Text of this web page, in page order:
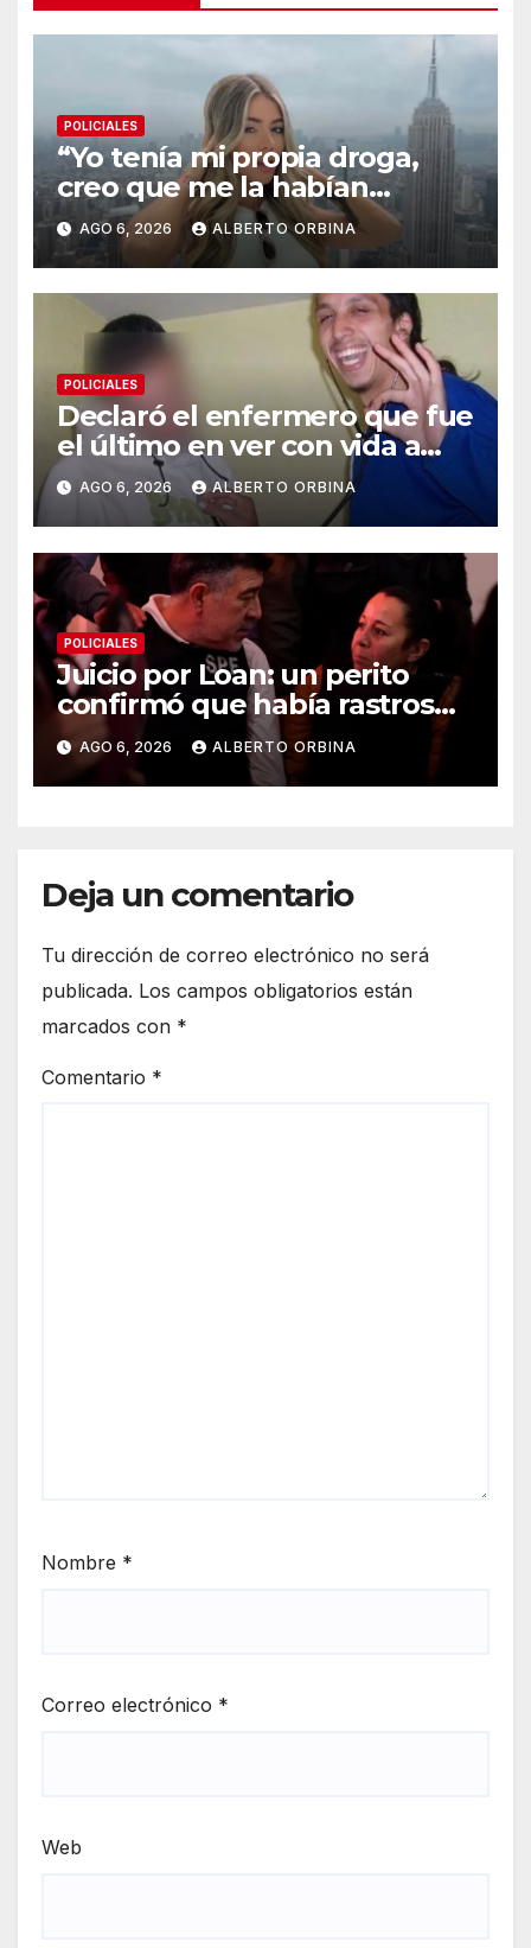
POLICIALES
“Yo tenía mi propia droga,
creo que me la habían
regalado”: qué declaró
Candela Arizaga ante la
justicia
AGO 6, 2026 ALBERTO ORBINA
POLICIALES
Declaró el enfermero que fue
el último en ver con vida a
Maradona: “Descansaba en
buena forma”
AGO 6, 2026 ALBERTO ORBINA
POLICIALES
Juicio por Loan: un perito
confirmó que había rastros
del nene en los autos de dos
de los acusados
AGO 6, 2026 ALBERTO ORBINA
Deja un comentario
Tu dirección de correo electrónico no será
publicada. Los campos obligatorios están
marcados con *
Comentario *
Nombre *
Correo electrónico *
Web